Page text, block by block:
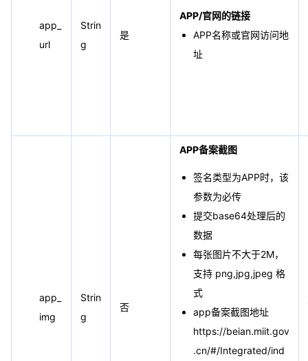
app_
url
Strin
g
是
APP/官网的链接
APP名称或官网访问地
址
app_
img
Strin
g
否
APP备案截图
签名类型为APP时，该
参数为必传
提交base64处理后的
数据
每张图片不大于2M，
支持 png,jpg,jpeg 格
式
app备案截图地址
https://beian.miit.gov
.cn/#/Integrated/ind